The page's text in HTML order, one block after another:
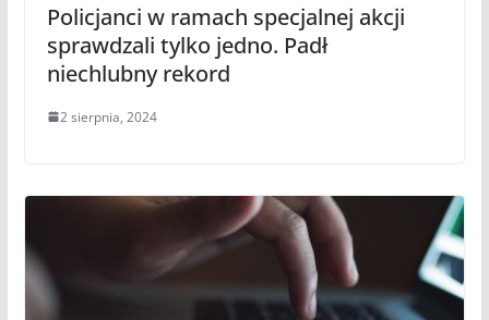
Policjanci w ramach specjalnej akcji
sprawdzali tylko jedno. Padł
niechlubny rekord
2 sierpnia, 2024